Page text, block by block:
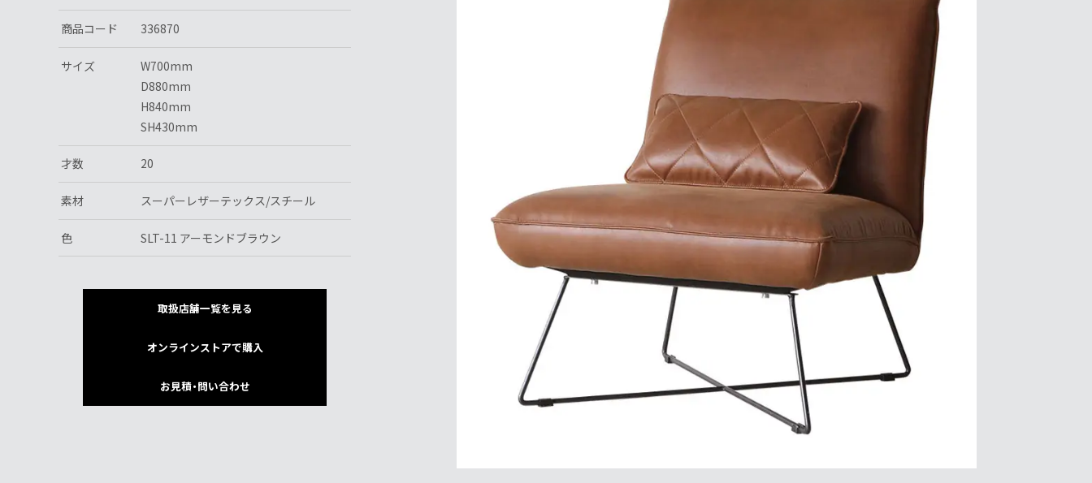
商品コード 336870
サイズ
W700mm
D880mm
H840mm
SH430mm
才数 20
素材 スーパーレザーテックス/スチール
色 SLT-11 アーモンドブラウン
取扱店舗一覧を見る
オンラインストアで購入
お見積・問い合わせ